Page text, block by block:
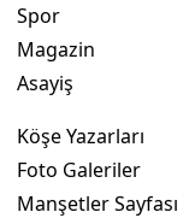
Spor
Magazin
Asayiş
Köşe Yazarları
Foto Galeriler
Manşetler Sayfası